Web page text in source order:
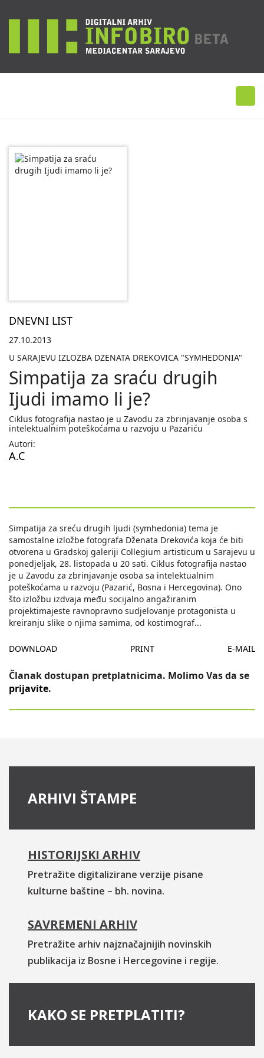
DNEVNI LIST
27.10.2013
U SARAJEVU IZLOZBA DZENATA DREKOVICA "SYMHEDONIA"
Simpatija za sraću drugih
Ijudi imamo li je?
Ciklus fotografija nastao je u Zavodu za zbrinjavanje osoba s
intelektualnim poteškoćama u razvoju u Pazariću
Autori:
A.C
Simpatija za sreću drugih ljudi (symhedonia) tema je
samostalne izložbe fotografa Dženata Drekovića koja će biti
otvorena u Gradskoj galeriji Collegium artisticum u Sarajevu u
ponedjeljak, 28. listopada u 20 sati. Ciklus fotografija nastao
je u Zavodu za zbrinjavanje osoba sa intelektualnim
poteškoćama u razvoju (Pazarić, Bosna i Hercegovina). Ono
što izložbu izdvaja među socijalno angažiranim
projektimajeste ravnopravno sudjelovanje protagonista u
kreiranju slike o njima samima, od kostimograf...
DOWNLOAD PRINT E-MAIL
Članak dostupan pretplatnicima. Molimo Vas da se
prijavite.
ARHIVI ŠTAMPE
HISTORIJSKI ARHIV
Pretražite digitalizirane verzije pisane
kulturne baštine – bh. novina.
SAVREMENI ARHIV
Pretražite arhiv najznačajnijih novinskih
publikacija iz Bosne i Hercegovine i regije.
KAKO SE PRETPLATITI?